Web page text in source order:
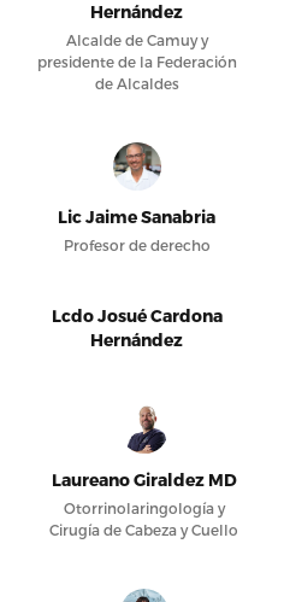
Hernández
Alcalde de Camuy y
presidente de la Federación
de Alcaldes
Lic Jaime Sanabria
Profesor de derecho
Lcdo Josué Cardona
Hernández
Laureano Giraldez MD
Otorrinolaringología y
Cirugía de Cabeza y Cuello